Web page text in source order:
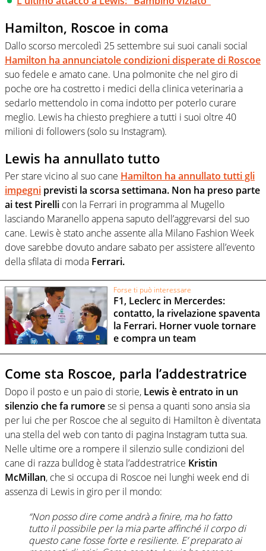
Hamilton, Roscoe in coma
Dallo scorso mercoledì 25 settembre sui suoi canali social
Hamilton ha annunciatole condizioni disperate di Roscoe
suo fedele e amato cane. Una polmonite che nel giro di
poche ore ha costretto i medici della clinica veterinaria a
sedarlo mettendolo in coma indotto per poterlo curare
meglio. Lewis ha chiesto preghiere a tutti i suoi oltre 40
milioni di followers (solo su Instagram).
Lewis ha annullato tutto
Per stare vicino al suo cane Hamilton ha annullato tutti gli
impegni previsti la scorsa settimana. Non ha preso parte
ai test Pirelli con la Ferrari in programma al Mugello
lasciando Maranello appena saputo dell’aggrevarsi del suo
cane. Lewis è stato anche assente alla Milano Fashion Week
dove sarebbe dovuto andare sabato per assistere all’evento
della sfilata di moda Ferrari.
Forse ti può interessare
F1, Leclerc in Mercerdes:
contatto, la rivelazione spaventa
la Ferrari. Horner vuole tornare
e compra un team
Come sta Roscoe, parla l’addestratrice
Dopo il posto e un paio di storie, Lewis è entrato in un
silenzio che fa rumorese si pensa a quanti sono ansia sia
per lui che per Roscoe che al seguito di Hamilton è diventata
una stella del web con tanto di pagina Instagram tutta sua.
Nelle ultime ore a rompere il silenzio sulle condizioni del
cane di razza bulldog è stata l’addestratrice Kristin
McMillan, che si occupa di Roscoe nei lunghi week end di
assenza di Lewis in giro per il mondo:
“Non posso dire come andrà a finire, ma ho fatto
tutto il possibile per la mia parte affinché il corpo di
questo cane fosse forte e resiliente. E’ preparato ai